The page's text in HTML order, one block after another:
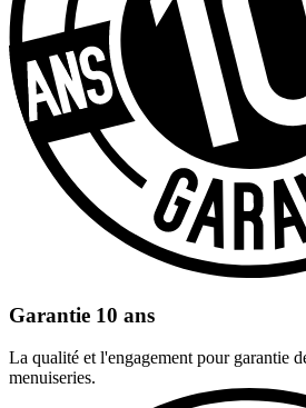
Garantie 10 ans
La qualité et l'engagement pour garantie
menuiseries.